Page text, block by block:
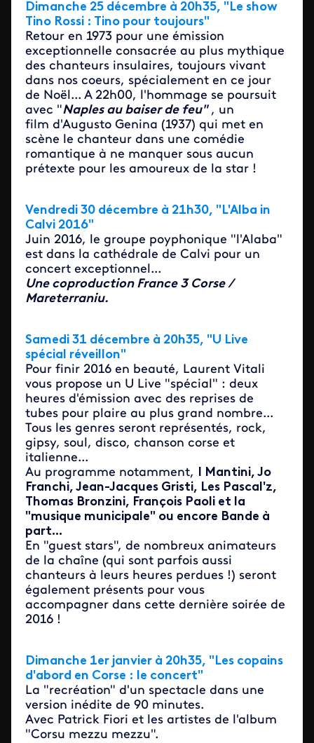
Dimanche 25 décembre à 20h35, "Le show
Tino Rossi : Tino pour toujours"
Retour en 1973 pour une émission
exceptionnelle consacrée au plus mythique
des chanteurs insulaires, toujours vivant
dans nos coeurs, spécialement en ce jour
de Noël... A 22h00, l'hommage se poursuit
avec "Naples au baiser de feu", un
film d'Augusto Genina (1937) qui met en
scène le chanteur dans une comédie
romantique à ne manquer sous aucun
prétexte pour les amoureux de la star !
Vendredi 30 décembre à 21h30, "L'Alba in
Calvi 2016"
Juin 2016, le groupe poyphonique "l'Alaba"
est dans la cathédrale de Calvi pour un
concert exceptionnel...
Une coproduction France 3 Corse /
Mareterraniu.
Samedi 31 décembre à 20h35, "U Live
spécial réveillon"
Pour finir 2016 en beauté, Laurent Vitali
vous propose un U Live "spécial" : deux
heures d'émission avec des reprises de
tubes pour plaire au plus grand nombre...
Tous les genres seront représentés, rock,
gipsy, soul, disco, chanson corse et
italienne...
Au programme notamment, I Mantini, Jo
Franchi, Jean-Jacques Gristi, Les Pascal'z,
Thomas Bronzini, François Paoli et la
"musique municipale" ou encore Bande à
part...
En "guest stars", de nombreux animateurs
de la chaîne (qui sont parfois aussi
chanteurs à leurs heures perdues !) seront
également présents pour vous
accompagner dans cette dernière soirée de
2016 !
Dimanche 1er janvier à 20h35, "Les copains
d'abord en Corse : le concert"
La "recréation" d'un spectacle dans une
version inédite de 90 minutes.
Avec Patrick Fiori et les artistes de l'album
"Corsu mezzu mezzu".